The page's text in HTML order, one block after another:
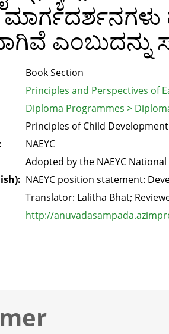
Book Section
Principles and Perspectives of
Diploma Programmes >
Principles of Child
NAEYC
Adopted by the NAEYC
NAEYC position statement:
Translator: Lalitha Bhat;
http://